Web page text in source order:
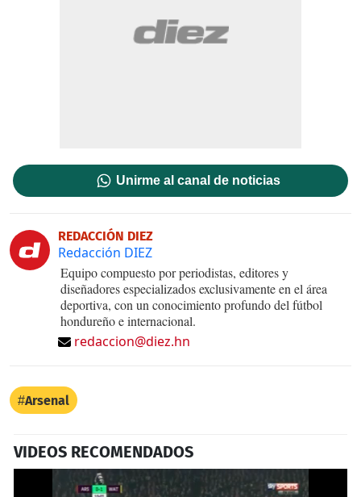
Unirme al canal de noticias
REDACCIÓN DIEZ
Redacción DIEZ
Equipo compuesto por periodistas, editores y
diseñadores especializados exclusivamente en el área
deportiva, con un conocimiento profundo del fútbol
hondureño e internacional.
redaccion@diez.hn
Arsenal
VIDEOS RECOMENDADOS